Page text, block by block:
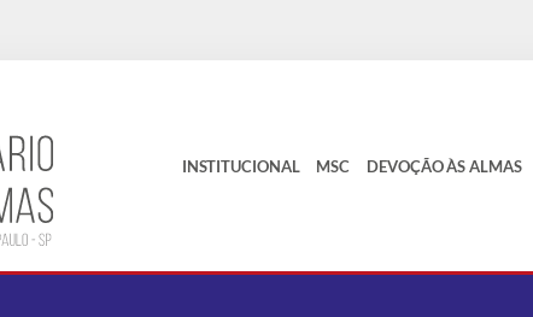
INSTITUCIONAL MSC DEVOÇÃO ÀS ALMAS